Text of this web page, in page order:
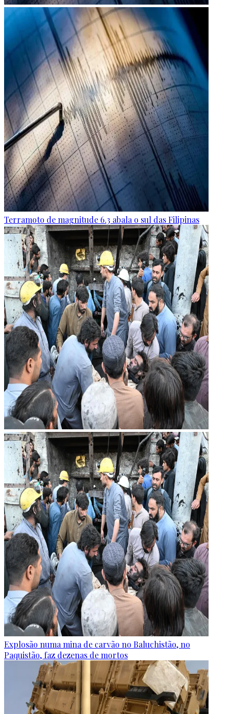
Terramoto de magnitude 6.3 abala o sul das Filipinas
Explosão numa mina de carvão no Baluchistão, no
Paquistão, faz dezenas de mortos